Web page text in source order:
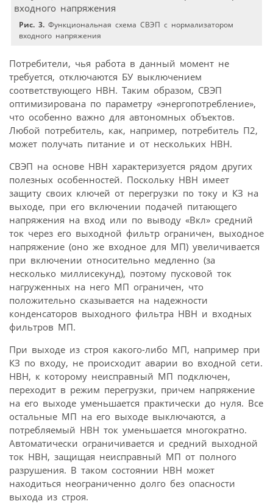
Рис. 3. Функциональная схема СВЭП с нормализатором
входного напряжения
Потребители, чья работа в данный момент не
требуется, отключаются БУ выключением
соответствующего НВН. Таким образом, СВЭП
оптимизирована по параметру «энерго­потребление»,
что особенно важно для автономных объектов.
Любой потребитель, как, например, потребитель П2,
может получать питание и от нескольких НВН.
СВЭП на основе НВН характеризуется рядом других
полезных особенностей. Поскольку НВН имеет
защиту своих ключей от перегрузки по току и КЗ на
выходе, при его включении подачей питающего
напряжения на вход или по выводу «Вкл» средний
ток через его выходной фильтр ограничен, выходное
напряжение (оно же входное для МП) увеличивается
при включении относительно медленно (за
несколько миллисекунд), поэтому пусковой ток
нагруженных на него МП ограничен, что
положительно сказывается на надежности
конденсаторов выходного фильтра НВН и входных
фильтров МП.
При выходе из строя какого-либо МП, например при
КЗ по входу, не происходит аварии во входной сети.
НВН, к которому неисправный МП подключен,
переходит в режим перегрузки, причем напряжение
на его выходе уменьшается практически до нуля. Все
остальные МП на его выходе выключаются, а
потребляемый НВН ток уменьшается многократно.
Автоматически ограничивается и средний выходной
ток НВН, защищая неисправный МП от полного
разрушения. В таком состоянии НВН может
находиться неограниченно долго без опасности
выхода из строя.